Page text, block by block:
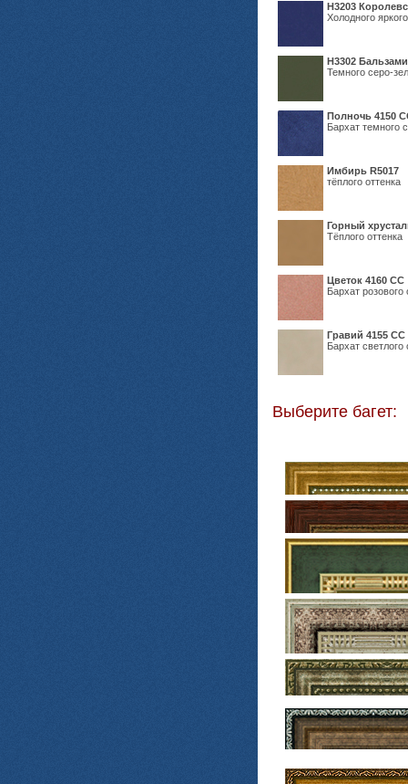
Н3203
Холодного
Н3302
Темного серо-
Полночь 4150
Бархат темного
Имбирь R5017
тёплого оттенка
Горный
Тёплого оттенка
Цветок 4160 СС
Бархат розового
Гравий 4155 СС
Бархат светлого
Выберите багет: